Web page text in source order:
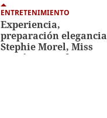
ENTRETENIMIENTO
Experiencia,
preparación elegancia
Stephie Morel, Miss
Cortés va por la